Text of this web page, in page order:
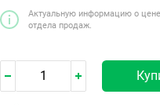
Актуальную информацию о
отдела продаж.